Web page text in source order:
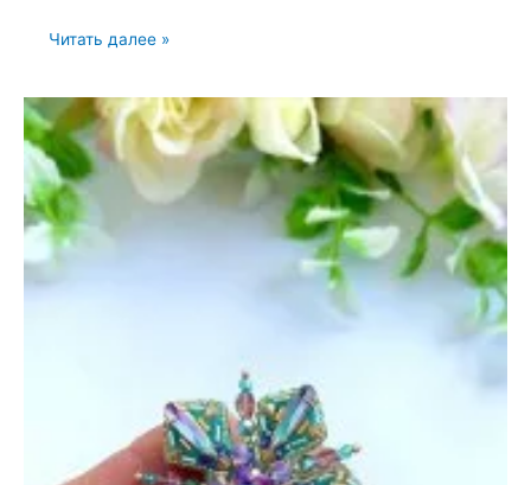
Броши:
Ветка
оливы
—
10
октября
2024
Читать далее »